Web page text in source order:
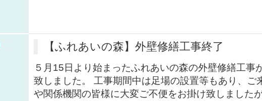
【ふれあいの森】外壁修繕工事終了
５月15日より始まったふれあいの森の外壁修繕工事
致しました。 工事期間中は足場の設置等もあり、ご
や関係機関の皆様に大変ご不便をお掛け致しました